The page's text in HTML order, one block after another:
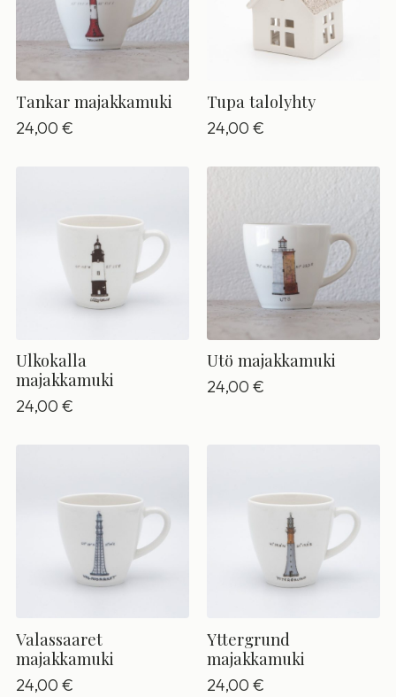
Tankar majakkamuki
24,00€
Tupa talolyhty
24,00 €
Ulkokalla
majakkamuki
24,00€
Utö majakkamuki
24,00 €
Valassaaret
majakkamuki
24,00€
Yttergrund
majakkamuki
24,00 €